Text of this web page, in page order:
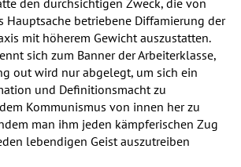
Hauptsache betriebene Diffamierung der
mit höherem Gewicht auszustatten.
sich zum Banner der Arbeiterklasse,
out wird nur abgelegt, um sich ein
und Definitionsmacht zu
Kommunismus von innen her zu
man ihm jeden kämpferischen Zug
lebendigen Geist auszutreiben